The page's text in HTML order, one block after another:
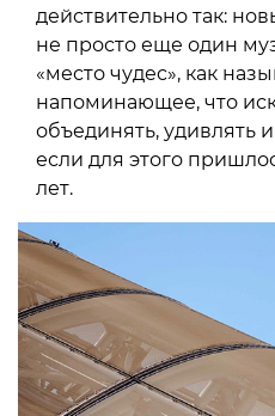
действительно так:
не просто еще один
«место чудес», как
напоминающее, что
объединять, удивлять
если для этого
лет.